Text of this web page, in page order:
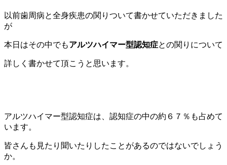
以前歯周病と全身疾患の関りついて書かせていただきました
が
本日はその中でもアルツハイマー型認知症との関りについて
詳しく書かせて頂こうと思います。
アルツハイマー型認知症は、認知症の中の約６７％も占めて
います。
皆さんも見たり聞いたりしたことがあるのではないでしょう
か。